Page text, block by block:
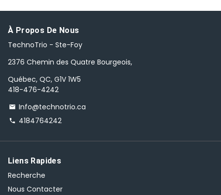
À Propos De Nous
TechnoTrio - Ste-Foy
2376 Chemin des Quatre Bourgeois,
Québec, QC, G1V 1W5
418-476-4242
email Info@technotrio.ca
phone 4184764242
Liens Rapides
Recherche
Nous Contacter